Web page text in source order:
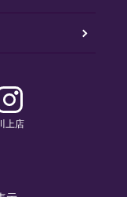
上店